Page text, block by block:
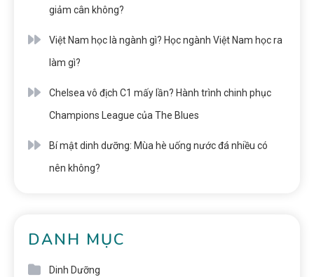
giảm cân không?
Việt Nam học là ngành gì? Học ngành Việt Nam học ra
làm gì?
Chelsea vô địch C1 mấy lần? Hành trình chinh phục
Champions League của The Blues
Bí mật dinh dưỡng: Mùa hè uống nước đá nhiều có
nên không?
DANH MỤC
Dinh Dưỡng